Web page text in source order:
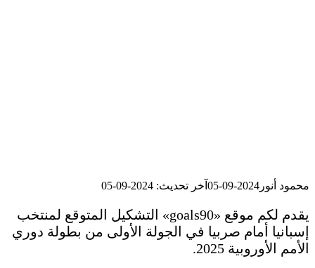
محمود أنور 2024-09-05 آخر تحديث: 2024-09-05
يقدم لكم موقع «goals90» التشكيل المتوقع لمنتخب
إسبانيا أمام صربيا في الجولة الأولى من بطولة دوري
الأمم الأوروبية 2025.